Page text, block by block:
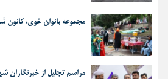
مجموعه بانوان خوی، کانون
مراسم تجلیل از خبرنگاران